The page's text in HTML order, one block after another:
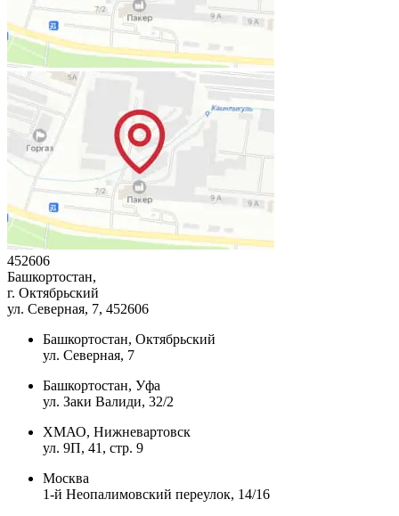
452606
Башкортостан,
г. Октябрьский
ул. Северная, 7, 452606
Башкортостан, Октябрьский
ул. Северная, 7
Башкортостан, Уфа
ул. Заки Валиди, 32/2
ХМАО, Нижневартовск
ул. 9П, 41, стр. 9
Москва
1-й Неопалимовский переулок, 14/16